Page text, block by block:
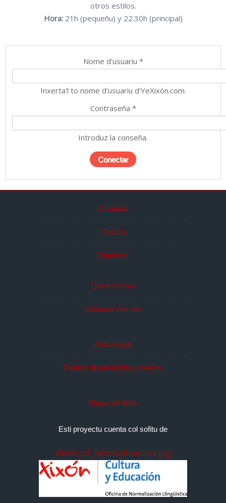
otros estilos.
Hora:21h (pequeñu) y 22.30h (principal)
Nome d'usuariu *
Inxerta'l to nome d'usuariu d'YeXixón.com.
Contraseña *
Introduz la conseña.
Actualidá
Cultura
Deportes
Quién somos
Contacta con nos
Avisu llegal
Política de privacidá y cookies
Mapa del Web
Esti proyectu cuenta col sofitu de
xixon_of_normalizacion.jpg